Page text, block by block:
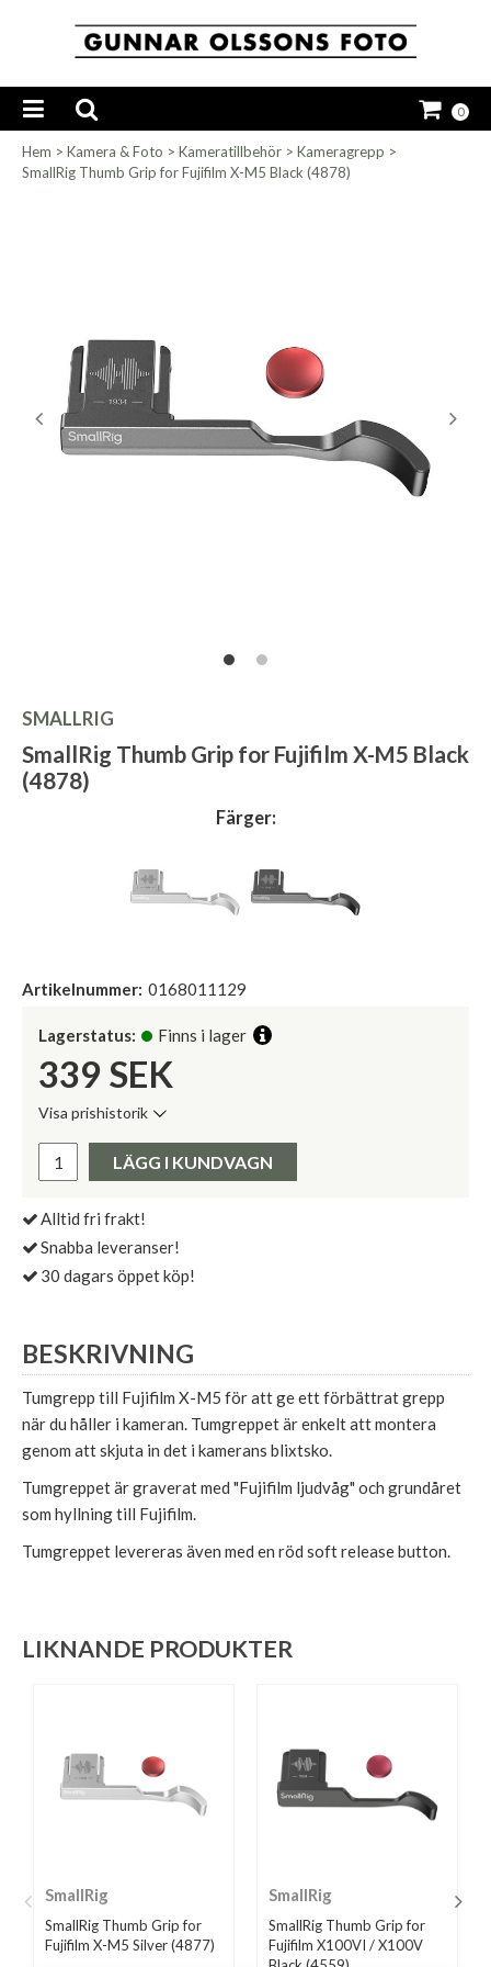
0
Hem > Kamera & Foto > Kameratillbehör > Kameragrepp >
SmallRig Thumb Grip for Fujifilm X-M5 Black (4878)
SMALLRIG
SmallRig Thumb Grip for Fujifilm X-M5 Black
(4878)
Färger:
Artikelnummer: 0168011129
Lagerstatus: Finns i lager
339 SEK
Visa prishistorik
Pris:
LÄGG I KUNDVAGN
Alltid fri frakt!
Snabba leveranser!
30 dagars öppet köp!
BESKRIVNING
Tumgrepp till Fujifilm X-M5 för att ge ett förbättrat grepp
när du håller i kameran. Tumgreppet är enkelt att montera
genom att skjuta in det i kamerans blixtsko.
Tumgreppet är graverat med "Fujifilm ljudvåg" och grundåret
som hyllning till Fujifilm.
Tumgreppet levereras även med en röd soft release button.
LIKNANDE PRODUKTER
SmallRig
SmallRig Thumb Grip for
Fujifilm X-M5 Silver (4877)
SmallRig
SmallRig Thumb Grip for
Fujifilm X100VI / X100V